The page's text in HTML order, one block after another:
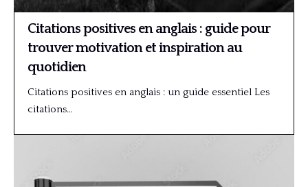
Citations positives en anglais : guide pour
trouver motivation et inspiration au
quotidien
Citations positives en anglais : un guide essentiel Les
citations…